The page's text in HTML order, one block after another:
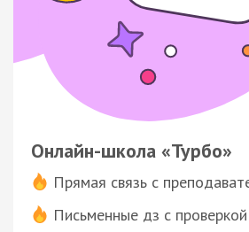
Онлайн-школа «Турбо»
Прямая связь с
Письменные дз с проверкой